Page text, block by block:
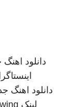
دانلود اهنگ
دانلود اهنگ
لینک